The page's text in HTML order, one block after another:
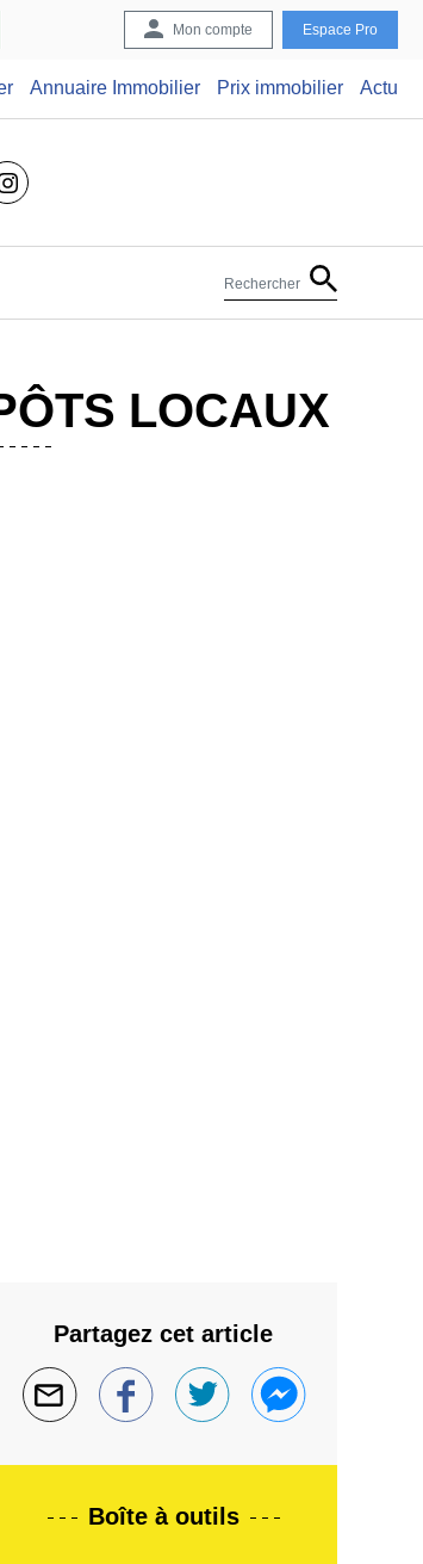
Mon compte Espace Pro
Annuaire Immobilier Prix immobilier Actu
Rechercher
LOCAUX
Partagez cet article
Boîte à outils